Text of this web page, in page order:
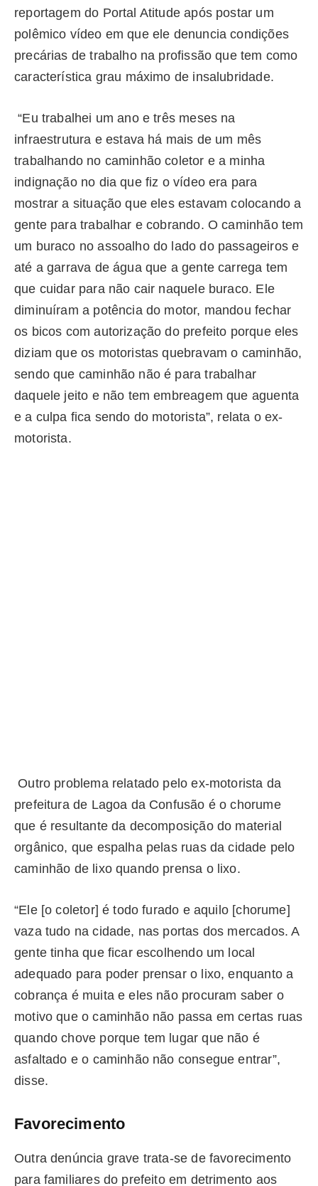
reportagem do Portal Atitude após postar um
polêmico vídeo em que ele denuncia condições
precárias de trabalho na profissão que tem como
característica grau máximo de insalubridade.
“Eu trabalhei um ano e três meses na
infraestrutura e estava há mais de um mês
trabalhando no caminhão coletor e a minha
indignação no dia que fiz o vídeo era para
mostrar a situação que eles estavam colocando a
gente para trabalhar e cobrando. O caminhão tem
um buraco no assoalho do lado do passageiros e
até a garrava de água que a gente carrega tem
que cuidar para não cair naquele buraco. Ele
diminuíram a potência do motor, mandou fechar
os bicos com autorização do prefeito porque eles
diziam que os motoristas quebravam o caminhão,
sendo que caminhão não é para trabalhar
daquele jeito e não tem embreagem que aguenta
e a culpa fica sendo do motorista”, relata o ex-
motorista.
Outro problema relatado pelo ex-motorista da
prefeitura de Lagoa da Confusão é o chorume
que é resultante da decomposição do material
orgânico, que espalha pelas ruas da cidade pelo
caminhão de lixo quando prensa o lixo.
“Ele [o coletor] é todo furado e aquilo [chorume]
vaza tudo na cidade, nas portas dos mercados. A
gente tinha que ficar escolhendo um local
adequado para poder prensar o lixo, enquanto a
cobrança é muita e eles não procuram saber o
motivo que o caminhão não passa em certas ruas
quando chove porque tem lugar que não é
asfaltado e o caminhão não consegue entrar”,
disse.
Favorecimento
Outra denúncia grave trata-se de favorecimento
para familiares do prefeito em detrimento aos